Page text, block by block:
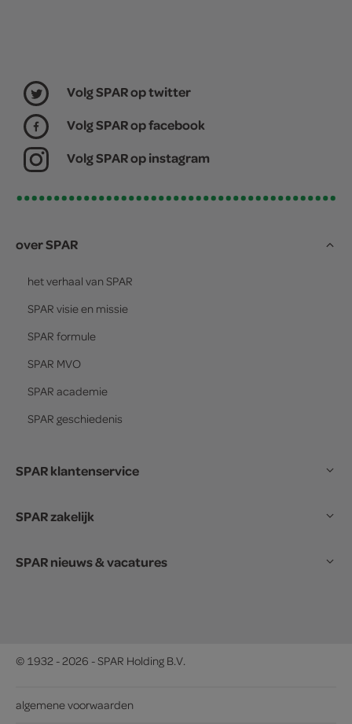
Volg SPAR op twitter
Volg SPAR op facebook
Volg SPAR op instagram
over SPAR
het verhaal van SPAR
SPAR visie en missie
SPAR formule
SPAR MVO
SPAR academie
SPAR geschiedenis
SPAR klantenservice
SPAR zakelijk
SPAR nieuws & vacatures
© 1932 - 2026 - SPAR Holding B.V.
algemene voorwaarden